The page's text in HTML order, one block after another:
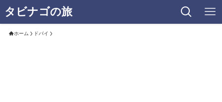
タビナゴの旅
ホーム ドバイ